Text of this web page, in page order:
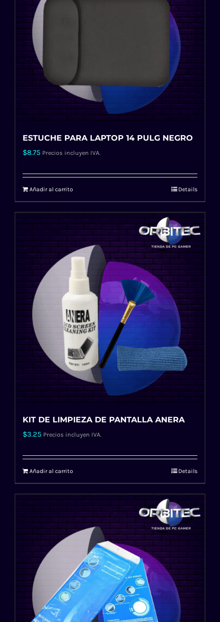
ESTUCHE PARA LAPTOP 14 PULG NEGRO
$8.75 Precios incluyen IVA.
Añadir al carrito Details
KIT DE LIMPIEZA DE PANTALLA ANERA
$3.25 Precios incluyen IVA.
Añadir al carrito Details